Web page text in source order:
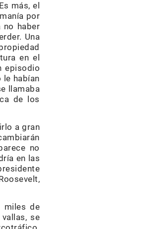
más, el
por
no haber
Una
en el
episodio
le habían
llamaba
de los
a gran
no
en las
miles de
se